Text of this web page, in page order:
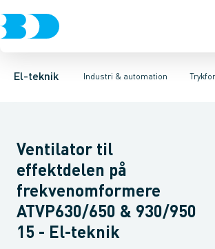
El-teknik Industri & automation
Afbrydere, stikkontakter & lampeudtag
Industristiksystemer
Bord-/gulv- og loftventilator
Ventilator til
effektdelen på
frekvenomformere
ATVP630/650 & 930/950
15 - El-teknik